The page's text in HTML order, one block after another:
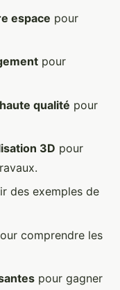
espace pour
pour
qualité pour
3D pour
des exemples de
comprendre les
pour gagner